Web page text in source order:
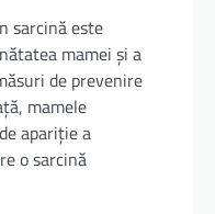
sarcină este
mamei și a
de prevenire
mamele
apariție a
o sarcină